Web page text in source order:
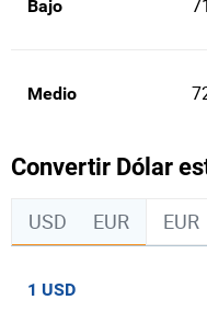
Bajo
Medio
Convertir Dólar
USD EUR EUR
1 USD